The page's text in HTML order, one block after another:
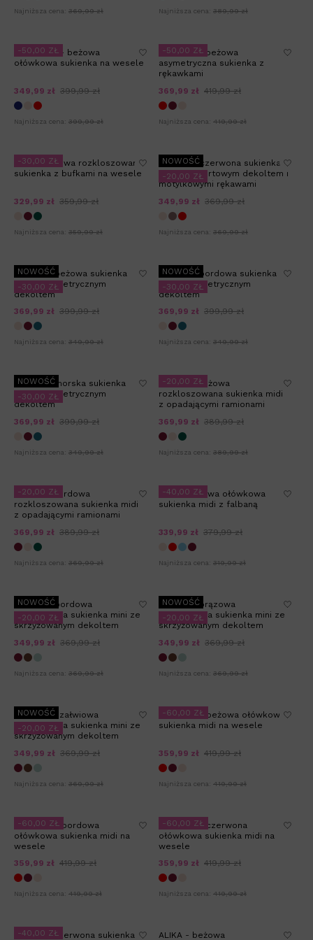
Najniższa cena: 369,99 zł Najniższa cena: 389,99 zł
AMBROSIA - beżowa
ołówkowa sukienka na wesele
349,99 zł 399,99 zł
Najniższa cena: 399,99 zł
-50,00 ZŁ
CARMINA - beżowa
asymetryczna sukienka z
rękawkami
369,99 zł 419,99 zł
Najniższa cena: 419,99 zł
-50,00 ZŁ
GERI - beżowa rozkloszowana
sukienka z bufkami na wesele
329,99 zł 359,99 zł
Najniższa cena: 359,99 zł
-30,00 ZŁ
INSPIRA - czerwona sukienka
midi z kopertowym dekoltem i
motylkowymi rękawami
349,99 zł 369,99 zł
Najniższa cena: 369,99 zł
NOWOŚĆ
-20,00 ZŁ
OLINDA - beżowa sukienka
mini z asymetrycznym
dekoltem
369,99 zł 399,99 zł
Najniższa cena: 349,99 zł
NOWOŚĆ
-30,00 ZŁ
OLINDA - bordowa sukienka
mini z asymetrycznym
dekoltem
369,99 zł 399,99 zł
Najniższa cena: 349,99 zł
NOWOŚĆ
-30,00 ZŁ
OLINDA - morska sukienka
mini z asymetrycznym
dekoltem
369,99 zł 399,99 zł
Najniższa cena: 349,99 zł
NOWOŚĆ
-30,00 ZŁ
PADMA - beżowa
rozkloszowana sukienka midi
z opadającymi ramionami
369,99 zł 389,99 zł
Najniższa cena: 389,99 zł
-20,00 ZŁ
PADMA - bordowa
rozkloszowana sukienka midi
z opadającymi ramionami
369,99 zł 389,99 zł
Najniższa cena: 369,99 zł
-20,00 ZŁ
TINA - beżowa ołówkowa
sukienka midi z falbaną
339,99 zł 379,99 zł
Najniższa cena: 319,99 zł
-40,00 ZŁ
MALIBU - bordowa
dopasowana sukienka mini ze
skrzyżowanym dekoltem
349,99 zł 369,99 zł
Najniższa cena: 369,99 zł
NOWOŚĆ
-20,00 ZŁ
MALIBU - brązowa
dopasowana sukienka mini ze
skrzyżowanym dekoltem
349,99 zł 369,99 zł
Najniższa cena: 369,99 zł
NOWOŚĆ
-20,00 ZŁ
MALIBU - szałwiowa
dopasowana sukienka mini ze
skrzyżowanym dekoltem
349,99 zł 369,99 zł
Najniższa cena: 369,99 zł
NOWOŚĆ
-20,00 ZŁ
SANTANA - beżowa ołówkowa
sukienka midi na wesele
359,99 zł 419,99 zł
Najniższa cena: 419,99 zł
-60,00 ZŁ
SANTANA - bordowa
ołówkowa sukienka midi na
wesele
359,99 zł 419,99 zł
Najniższa cena: 419,99 zł
-60,00 ZŁ
SANTANA - czerwona
ołówkowa sukienka midi na
wesele
359,99 zł 419,99 zł
Najniższa cena: 419,99 zł
-60,00 ZŁ
ISOLDE - czerwona sukienka
-40,00 ZŁ ALIKA - beżowa